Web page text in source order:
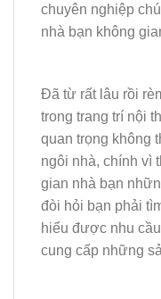
chuyên nghiệp
nhà bạn không
Đã từ rất lâu rồi
trong trang trí nội
quan trọng không
ngôi nhà, chính vì
gian nhà bạn
đòi hỏi bạn phải
hiểu được nhu
cung cấp những